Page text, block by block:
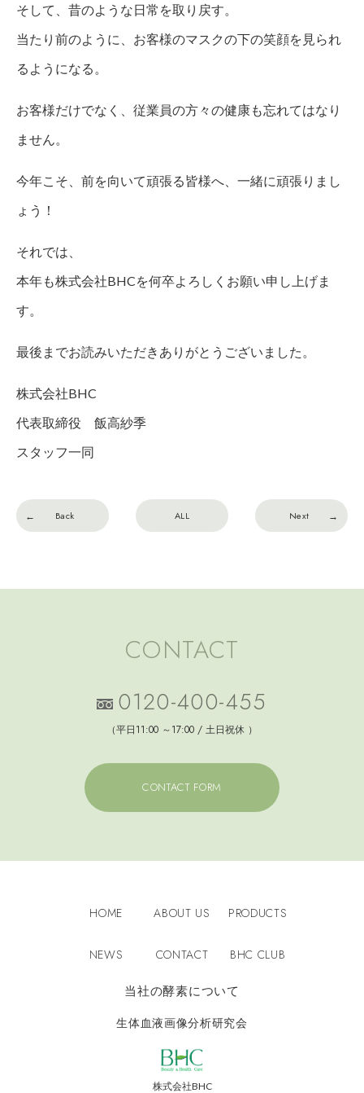
そして、昔のような日常を取り戻す。
当たり前のように、お客様のマスクの下の笑顔を見られ
るようになる。
お客様だけでなく、従業員の方々の健康も忘れてはなり
ません。
今年こそ、前を向いて頑張る皆様へ、一緒に頑張りまし
ょう！
それでは、
本年も株式会社BHCを何卒よろしくお願い申し上げま
す。
最後までお読みいただきありがとうございました。
株式会社BHC
代表取締役 飯高紗季
スタッフ一同
Back ALL Next
CONTACT
0120-400-455
（平日11:00 ～17:00 / 土日祝休 ）
CONTACT FORM
HOME ABOUT US PRODUCTS
NEWS CONTACT BHC CLUB
当社の酵素について
生体血液画像分析研究会
株式会社BHC